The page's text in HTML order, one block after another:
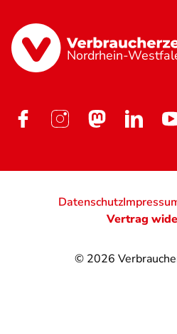
Nordrhein-
© 2026
Datenschutz
Vertrag